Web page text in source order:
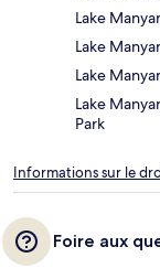
Lake
Lake
Lake
Lake
Park
Informations sur le
Foire aux